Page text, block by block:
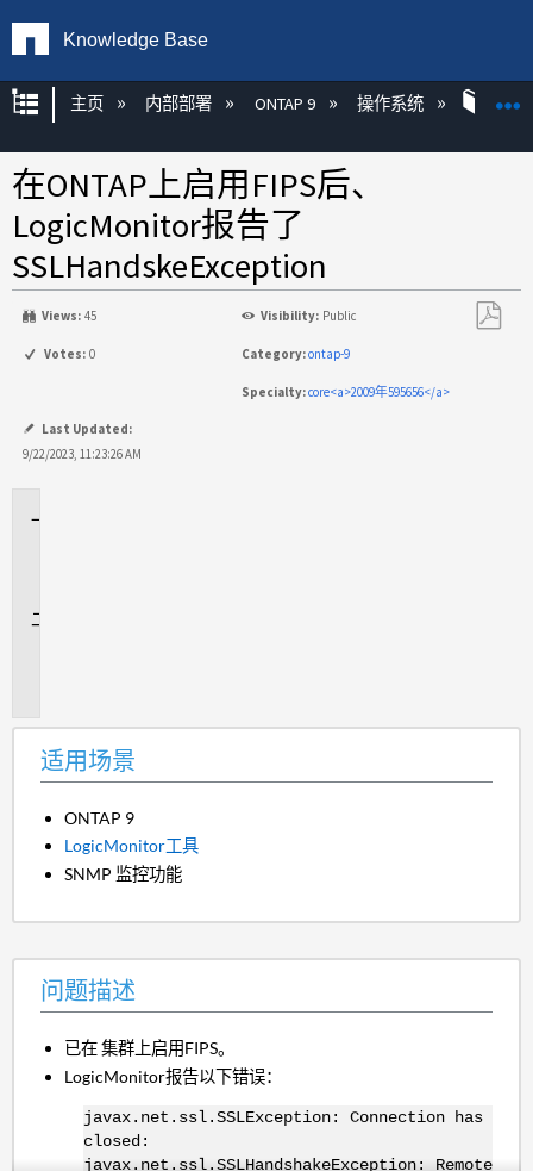
Knowledge Base
扩展/隐缩全局层次
主页 内部部署 ONTAP 9 操作系统
在ONTAP上启用FIPS后、
LogicMonitor报告了
SSLHandskeException
Views: 45 Visibility: Public
Votes: 0 Category:ontap-9
Specialty:core<a>2009年595656</a>
Last Updated:
9/22/2023, 11:23:26 AM
适用场景
ONTAP 9
LogicMonitor工具
SNMP 监控功能
问题描述
已在 集群上启用FIPS。
LogicMonitor报告以下错误：
javax.net.ssl.SSLException: Connection has
closed:
javax.net.ssl.SSLHandshakeException: Remote